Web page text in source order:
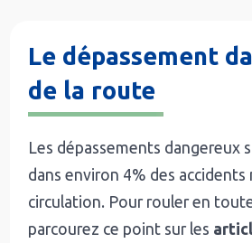
Le dépassement
de la route
Les dépassements dangereux
dans environ 4% des accidents
circulation. Pour rouler en
parcourez ce point sur les